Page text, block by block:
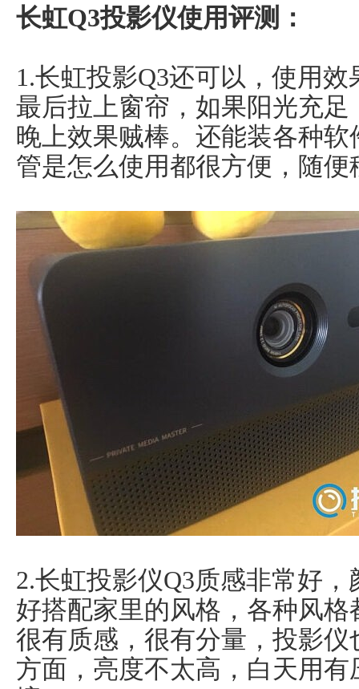
长虹Q3投影仪使用评测：
1.长虹投影Q3还可以，使用
最后拉上窗帘，如果阳光充
晚上效果贼棒。还能装各种
管是怎么使用都很方便，随
2.长虹投影仪Q3质感非常好
好搭配家里的风格，各种风
很有质感，很有分量，投影
方面，亮度不太高，白天用